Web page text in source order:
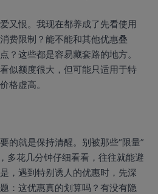
又恨。我现在都养成了先看使用
费限制？能不能和其他优惠叠
？这些都是容易藏套路的地方。
似额度很大，但可能只适用于特
格虚高。
的就是保持清醒。别被那些“限量”
多花几分钟仔细看看，往往就能避
，遇到特别诱人的优惠时，先深
：这优惠真的划算吗？有没有隐